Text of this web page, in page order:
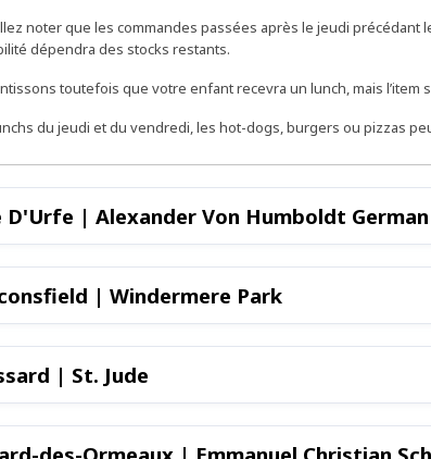
noter que les commandes passées après le jeudi précédant
dépendra des stocks restants.
toutefois que votre enfant recevra un lunch, mais
du jeudi et du vendredi, les hot-dogs, burgers ou pizzas
D'Urfe | Alexander Von Humboldt
| Windermere Park
| St. Jude